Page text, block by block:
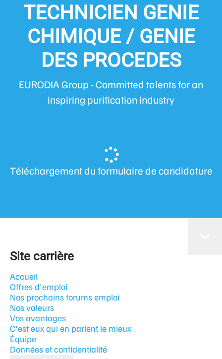
TECHNICIEN GENIE
CHIMIQUE / GENIE
DES PROCEDES
EURODIA Group - Committed talents for an
inspiring purification industry
Téléchargement du formulaire de candidature
Site carrière
Accueil
Offres d'emploi
Nos prochains forums emploi
Nos valeurs
Vos avantages
C'est eux qui en parlent le mieux
Équipe
Données et confidentialité